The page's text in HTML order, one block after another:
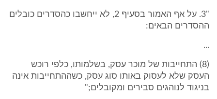
"3. על אף האמור בסעיף 2, לא ייחשבו כהסדרים כובלים
ההסדרים הבאים:
...
(8) התחייבות של מוכר עסק, בשלמותו, כלפי רוכש
העסק שלא לעסוק באותו סוג עסק, כשההתחייבות אינה
בניגוד לנוהגים סבירים ומקובלים;"